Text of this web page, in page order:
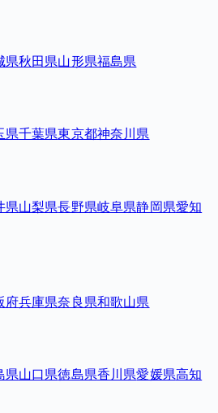
県秋田県山形県福島県
県千葉県東京都神奈川県
県山梨県長野県岐阜県静岡県愛知
府兵庫県奈良県和歌山県
県山口県徳島県香川県愛媛県高知